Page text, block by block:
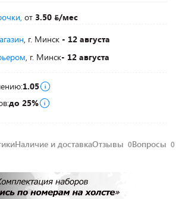
от 3.50
/мес
, г. Минск - 12 августа
, г. Минск- 12 августа
1.05
до 25%
Наличие и доставкаОтзывы 0Вопросы 0